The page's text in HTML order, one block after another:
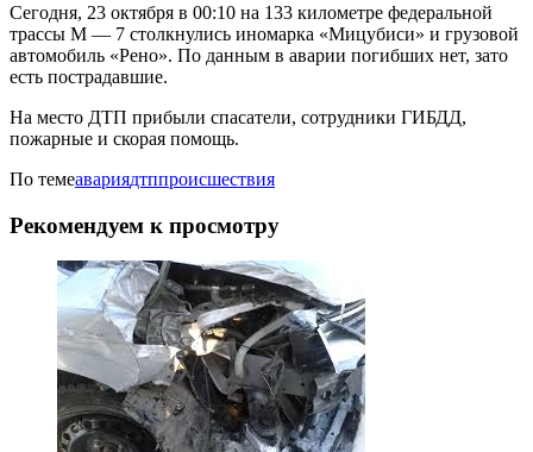
Сегодня, 23 октября в 00:10 на 133 километре федеральной
трассы М — 7 столкнулись иномарка «Мицубиси» и грузовой
автомобиль «Рено». По данным в аварии погибших нет, зато
есть пострадавшие.
На место ДТП прибыли спасатели, сотрудники ГИБДД,
пожарные и скорая помощь.
По темеавариядтппроисшествия
Рекомендуем к просмотру